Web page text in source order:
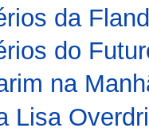
da
do
na
Lisa